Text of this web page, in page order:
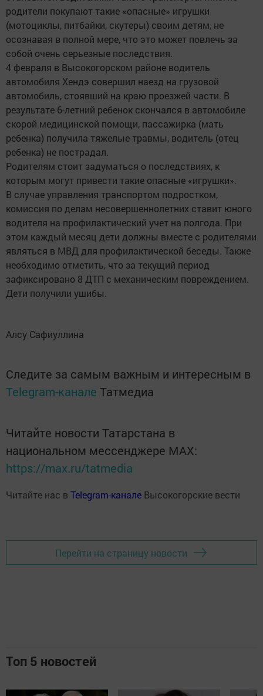
родители покупают такие «опасные» игрушки
(мотоциклы, питбайки, скутеры) своим детям, не
осознавая в полной мере, что это может повлечь за
собой очень серьезные последствия.
4 февраля в Высокогорском районе водитель
автомобиля Хендэ совершил наезд на грузовой
автомобиль, стоявший на краю проезжей части. В
результате 6-летний ребенок скончался в автомобиле
скорой медицинской помощи, пассажирка (мать
ребенка) получила тяжелые травмы, водитель (отец
ребенка) не пострадал.
Родителям стоит задуматься о последствиях, к
которым могут привести такие опасные «игрушки».
В случае управления транспортом подростком,
комиссия по делам несовершеннолетних ставит юного
водителя на профилактический учет на полгода. При
этом каждый месяц дети должны вместе с родителями
являться в МВД для профилактической беседы. Также
необходимо отметить, что за текущий период
зафиксировано 8 ДТП с механическим повреждением.
Дети получили ушибы.
Алсу Сафиуллина
Следите за самым важным и интересным в
Telegram-канале Татмедиа
Читайте новости Татарстана в
национальном мессенджере MАХ:
https://max.ru/tatmedia
Читайте нас в Telegram-канале Высокогорские вести
Перейти на страницу новости
Топ 5 новостей